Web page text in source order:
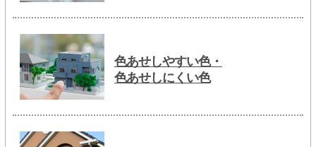
色あせしやすい色・
色あせしにくい色